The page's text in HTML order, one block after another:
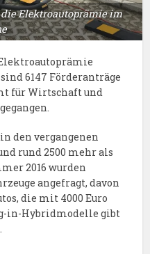
Elektroautoprämie im
6147 Förderanträge
für Wirtschaft und
den vergangenen
rund 2500 mehr als
2016 wurden
angefragt, davon
die mit 4000 Euro
in-Hybridmodelle gibt